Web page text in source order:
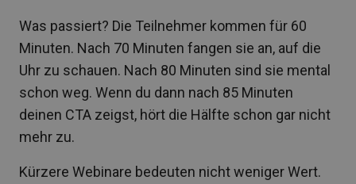
Was passiert? Die Teilnehmer kommen für 60
Minuten. Nach 70 Minuten fangen sie an, auf die
Uhr zu schauen. Nach 80 Minuten sind sie mental
schon weg. Wenn du dann nach 85 Minuten
deinen CTA zeigst, hört die Hälfte schon gar nicht
mehr zu.
Kürzere Webinare bedeuten nicht weniger Wert.